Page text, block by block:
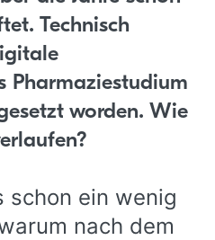
Technisch
Pharmaziestudium
worden. Wie
schon ein wenig
nach dem